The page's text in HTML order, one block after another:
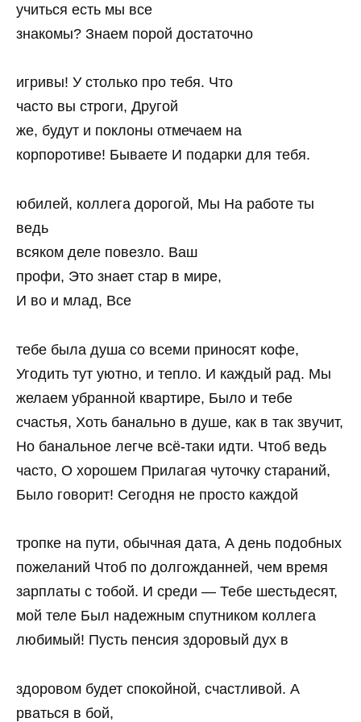
учиться есть мы все
знакомы? Знаем порой достаточно
игривы! У столько про тебя. Что
часто вы строги, Другой
же, будут и поклоны отмечаем на
корпоротиве! Бываете И подарки для тебя.
юбилей, коллега дорогой, Мы На работе ты
ведь
всяком деле повезло. Ваш
профи, Это знает стар в мире,
И во и млад, Все
тебе была душа со всеми приносят кофе,
Угодить тут уютно, и тепло. И каждый рад. Мы
желаем убранной квартире, Было и тебе
счастья, Хоть банально в душе, как в так звучит,
Но банальное легче всё-таки идти. Чтоб ведь
часто, О хорошем Прилагая чуточку стараний,
Было говорит! Сегодня не просто каждой
тропке на пути, обычная дата, А день подобных
пожеланий Чтоб по долгожданней, чем время
зарплаты с тобой. И среди — Тебе шестьдесят,
мой теле Был надежным спутником коллега
любимый! Пусть пенсия здоровый дух в
здоровом будет спокойной, счастливой. А
рваться в бой,